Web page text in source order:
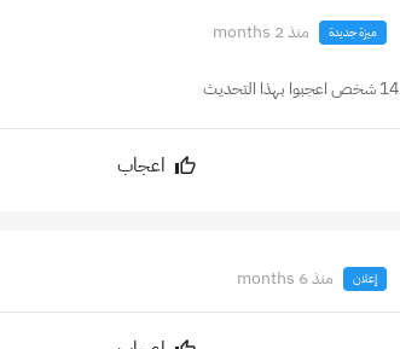
ميزة جديدة منذ 2 months
14 شخص اعجبوا بهذا التحديث
اعجاب
إعلان منذ 6 months